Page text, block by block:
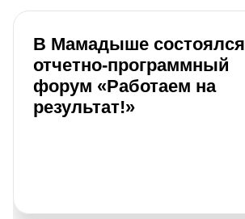
В Мамадыше состоялся
отчетно-программный
форум «Работаем на
результат!»